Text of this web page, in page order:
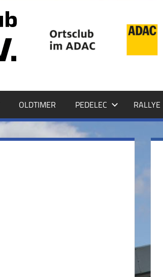
OLDTIMER PEDELEC RALLYE